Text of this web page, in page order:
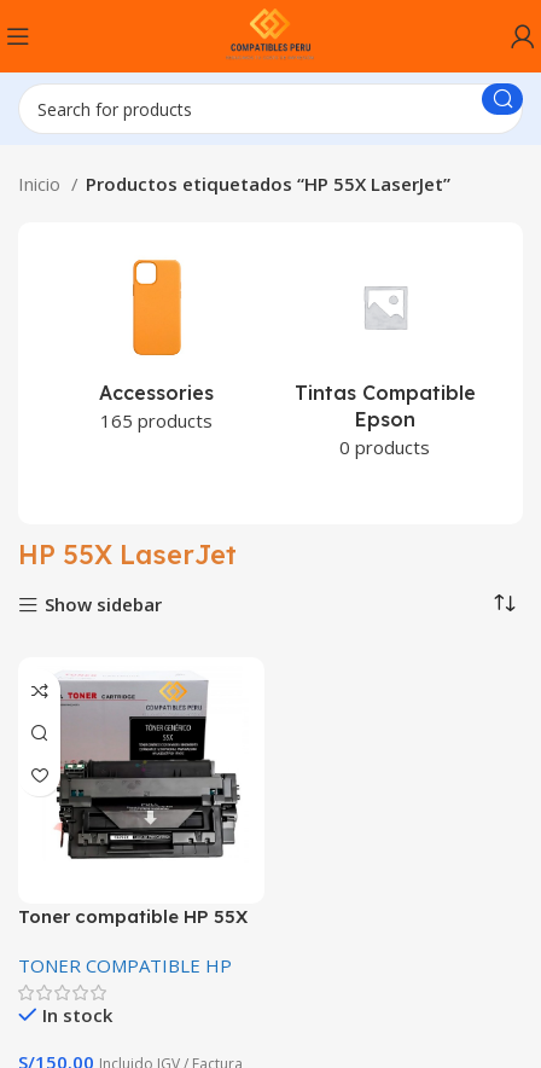
Inicio Productos etiquetados “HP 55X LaserJet”
Accessories
165 products
Tintas Compatible
Epson
0 products
HP 55X LaserJet
Show sidebar
Toner compatible HP 55X
Premium alta calidad
TONER COMPATIBLE HP
In stock
S/150.00 Incluido IGV / Factura